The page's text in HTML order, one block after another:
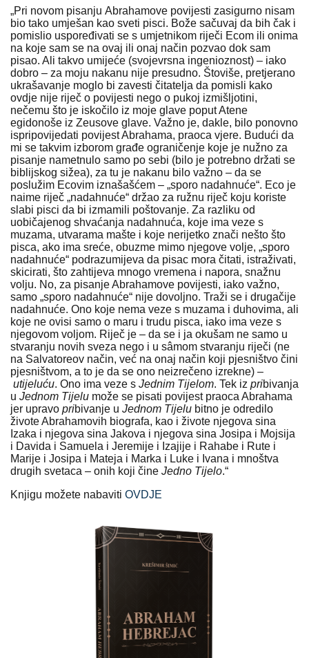
„Pri novom pisanju Abrahamove povijesti zasigurno nisam
bio tako umješan kao sveti pisci. Bože sačuvaj da bih čak i
pomislio uspoređivati se s umjetnikom riječi Ecom ili onima
na koje sam se na ovaj ili onaj način pozvao dok sam
pisao. Ali takvo umijeće (svojevrsna ingenioznost) – iako
dobro – za moju nakanu nije presudno. Štoviše, pretjerano
ukrašavanje moglo bi zavesti čitatelja da pomisli kako
ovdje nije riječ o povijesti nego o pukoj izmišljotini,
nečemu što je iskočilo iz moje glave poput Atene
egidonoše iz Zeusove glave. Važno je, dakle, bilo ponovno
ispripovijedati povijest Abrahama, praoca vjere. Budući da
mi se takvim izborom građe ograničenje koje je nužno za
pisanje nametnulo samo po sebi (bilo je potrebno držati se
biblijskog sižea), za tu je nakanu bilo važno – da se
poslužim Ecovim iznašašćem – „sporo nadahnuće“. Eco je
naime riječ „nadahnuće“ držao za ružnu riječ koju koriste
slabi pisci da bi izmamili poštovanje. Za razliku od
uobičajenog shvaćanja nadahnuća, koje ima veze s
muzama, utvarama mašte i koje nerijetko znači nešto što
pisca, ako ima sreće, obuzme mimo njegove volje, „sporo
nadahnuće“ podrazumijeva da pisac mora čitati, istraživati,
skicirati, što zahtijeva mnogo vremena i napora, snažnu
volju. No, za pisanje Abrahamove povijesti, iako važno,
samo „sporo nadahnuće“ nije dovoljno. Traži se i drugačije
nadahnuće. Ono koje nema veze s muzama i duhovima, ali
koje ne ovisi samo o maru i trudu pisca, iako ima veze s
njegovom voljom. Riječ je – da se i ja okušam ne samo u
stvaranju novih sveza nego i u sâmom stvaranju riječi (ne
na Salvatoreov način, već na onaj način koji pjesništvo čini
pjesništvom, a to je da se ono neizrečeno izrekne) –
utijeluću. Ono ima veze s Jednim Tijelom. Tek iz pribivanja
u Jednom Tijelu može se pisati povijest praoca Abrahama
jer upravo pribivanje u Jednom Tijelu bitno je odredilo
živote Abrahamovih biografa, kao i živote njegova sina
Izaka i njegova sina Jakova i njegova sina Josipa i Mojsija
i Davida i Samuela i Jeremije i Izajije i Rahabe i Rute i
Marije i Josipa i Mateja i Marka i Luke i Ivana i mnoštva
drugih svetaca – onih koji čine Jedno Tijelo.“
Knjigu možete nabaviti OVDJE